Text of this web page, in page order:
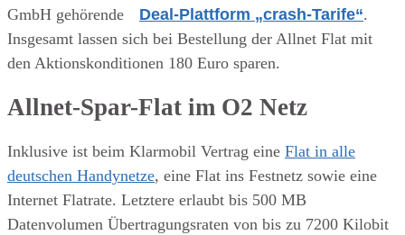
GmbH gehörende
Deal-Plattform „crash-Tarife“.
Insgesamt lassen sich bei Bestellung der Allnet Flat mit
den Aktionskonditionen 180 Euro sparen.
Allnet-Spar-Flat im O2 Netz
Inklusive ist beim Klarmobil Vertrag eine Flat in alle
deutschen Handynetze, eine Flat ins Festnetz sowie eine
Internet Flatrate. Letztere erlaubt bis 500 MB
Datenvolumen Übertragungsraten von bis zu 7200 Kilobit